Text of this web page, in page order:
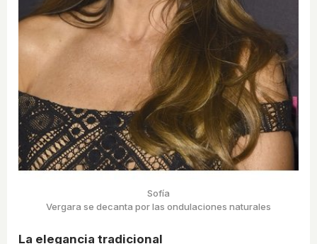
Sofía
Vergara se decanta por las ondulaciones naturales
La elegancia tradicional